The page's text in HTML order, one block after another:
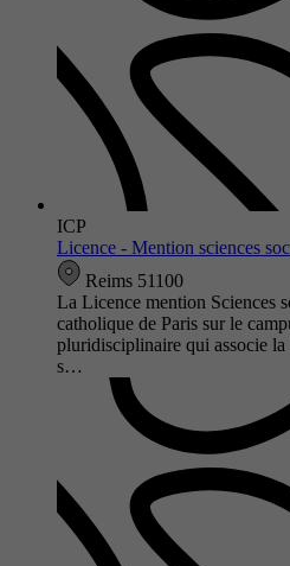
ICP
Licence - Mention sciences
Reims 51100
La Licence mention Sciences
catholique de Paris sur le
pluridisciplinaire qui associe
s…